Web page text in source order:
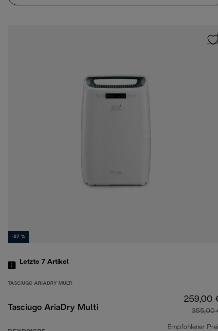
-27 %
Letzte 7 Artikel
TASCIUGO ARIADRY MULTI
Tasciugo AriaDry Multi
259,00
355,00
Empfohlener